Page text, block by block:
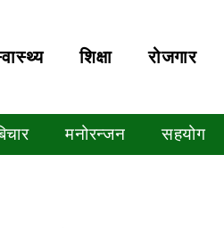
शिक्षा रोजगार
मनोरन्जन सहयोग